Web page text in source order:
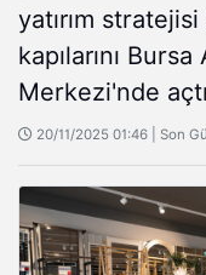
yatırım stratejisi
kapılarını
Merkezi'nde
20/11/2025 01:46 | Son